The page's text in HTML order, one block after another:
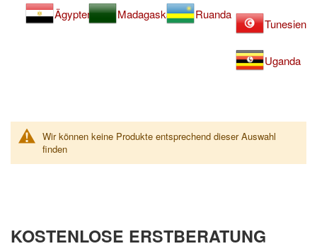
Ägypten Madagaskar Ruanda
Tunesien
Uganda
Wir können keine Produkte entsprechend dieser Auswahl
finden
KOSTENLOSE ERSTBERATUNG